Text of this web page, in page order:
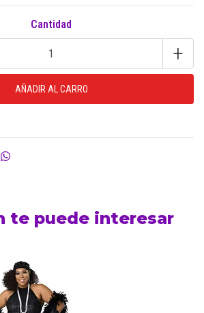
Cantidad
+
te puede interesar